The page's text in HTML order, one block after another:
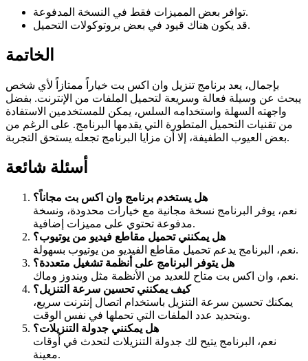
توافر بعض المميزات فقط في النسخة المدفوعة.
قد يكون هناك قيود في بعض بروتوكولات التحميل.
الخاتمة
بإجمال، يعد برنامج تنزيل وان اكس بت خياراً ممتازاً لأي شخص
يبحث عن وسيلة فعالة وسريعة لتحميل الملفات من الإنترنت. بفضل
واجهته السهلة واستخدامه السلس، يمكن للمستخدمين الاستفادة
من تقنيات التحميل المتطورة التي يقدمها البرنامج. على الرغم من
بعض العيوب الطفيفة، إلا أن مزايا البرنامج تجعله يستحق التجربة.
أسئلة شائعة
هل يستخدم برنامج وان اكس بت مجاناً؟
نعم، يوفر البرنامج نسخة مجانية مع خيارات محدودة، ونسخة
مدفوعة تحتوي على مميزات إضافية.
هل يمكنني تحميل مقاطع فيديو من يوتيوب؟
نعم، البرنامج يدعم تحميل مقاطع الفيديو من يوتيوب بسهولة.
هل يتوفر البرنامج على أنظمة تشغيل متعددة؟
نعم، وان اكس بت متاح للعديد من الأنظمة مثل ويندوز وماك.
كيف يمكنني تحسين سرعة التنزيل؟
يمكنك تحسين سرعة التنزيل باستخدام اتصال إنترنت سريع،
وبتحديد عدد الملفات التي تحملها في نفس الوقت.
هل يمكنني جدولة التنزيلات؟
نعم، البرنامج يتيح لك جدولة التنزيلات لتحدث في أوقات
معينة.